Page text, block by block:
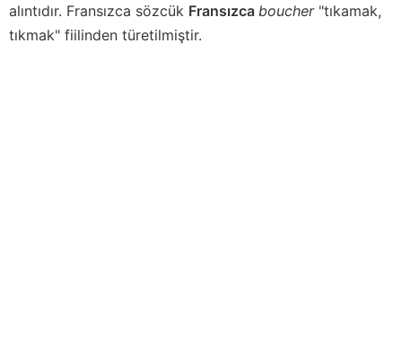
alıntıdır. Fransızca sözcük Fransızca boucher"tıkamak,
tıkmak" fiilinden türetilmiştir.